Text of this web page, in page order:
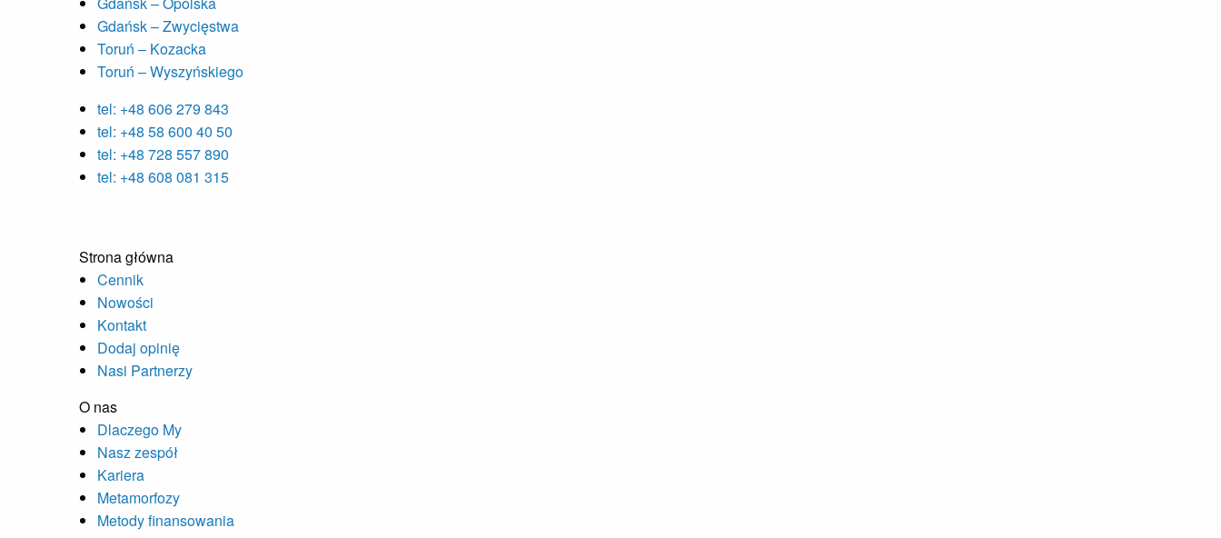
Gdańsk – Zwycięstwa
Toruń – Kozacka
Toruń – Wyszyńskiego
tel: +48 606 279 843
tel: +48 58 600 40 50
tel: +48 728 557 890
tel: +48 608 081 315
Strona główna
Cennik
Nowości
Kontakt
Dodaj opinię
Nasi Partnerzy
O nas
Dlaczego My
Nasz zespół
Kariera
Metamorfozy
Metody finansowania